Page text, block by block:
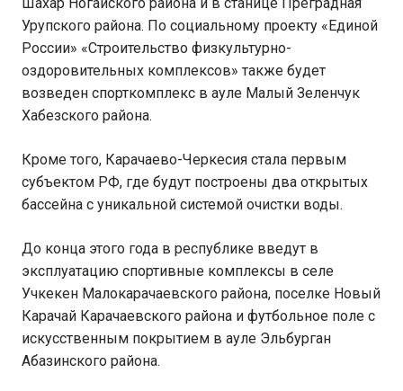
Урупского района. По социальному проекту «Единой
России» «Строительство физкультурно-
оздоровительных комплексов» также будет
возведен спорткомплекс в ауле Малый Зеленчук
Хабезского района.
Кроме того, Карачаево-Черкесия стала первым
субъектом РФ, где будут построены два открытых
бассейна с уникальной системой очистки воды.
До конца этого года в республике введут в
эксплуатацию спортивные комплексы в селе
Учкекен Малокарачаевского района, поселке Новый
Карачай Карачаевского района и футбольное поле с
искусственным покрытием в ауле Эльбурган
Абазинского района.